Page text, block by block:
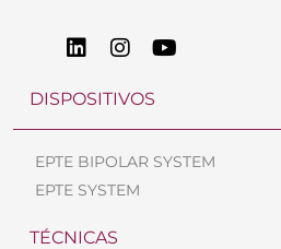
DISPOSITIVOS
EPTE BIPOLAR SYSTEM
EPTE SYSTEM
TÉCNICAS